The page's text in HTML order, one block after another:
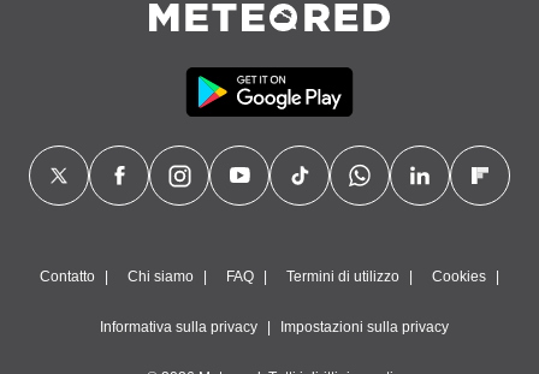
Contatto Chi siamo FAQ Termini di utilizzo Cookies
Informativa sulla privacy Impostazioni sulla privacy